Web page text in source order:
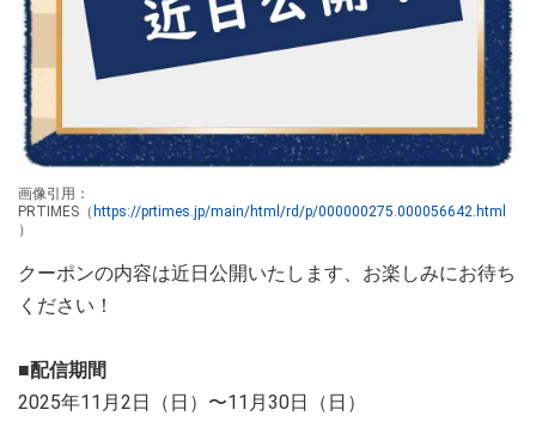
画像引用：
PRTIMES（ https://prtimes.jp/main/html/rd/p/000000275.000056642.html
）
クーポンの内容は近日公開いたします、お楽しみにお待ち
ください！
■配信期間
2025年11月2日（日）〜11月30日（日）